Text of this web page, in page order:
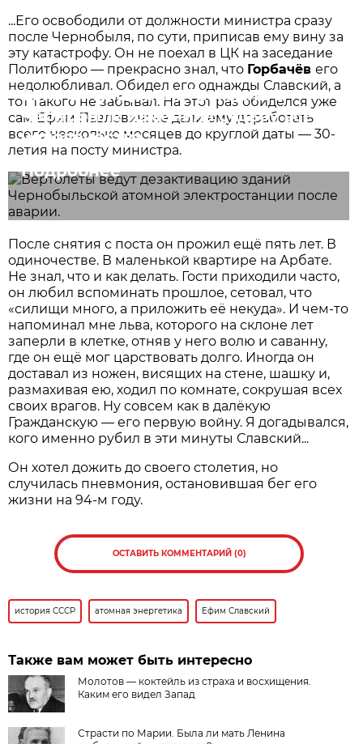
...Его освободили от должности министра сразу
после Чернобыля, по сути, приписав ему вину за
эту катастрофу. Он не поехал в ЦК на заседание
Политбюро — прекрасно знал, что Горбачёвего
недолюбливал. Обидел его однажды Славский, а
тот такого не забывал. На этот раз обиделся уже
сам Ефим Павлович: не дали ему доработать
всего несколько месяцев до круглой даты — 30-
летия на посту министра.
Зона отчуждения. Трагедия в
Чернобыле изменила судьбу всего
человечества
Подробнее
После снятия с поста он прожил ещё пять лет. В
одиночестве. В маленькой квартире на Арбате.
Не знал, что и как делать. Гости приходили часто,
он любил вспоминать прошлое, сетовал, что
«силищи много, а приложить её некуда». И чем-то
напоминал мне льва, которого на склоне лет
заперли в клетке, отняв у него волю и саванну,
где он ещё мог царствовать долго. Иногда он
доставал из ножен, висящих на стене, шашку и,
размахивая ею, ходил по комнате, сокрушая всех
своих врагов. Ну совсем как в далёкую
Гражданскую — его первую войну. Я догадывался,
кого именно рубил в эти минуты Славский...
Он хотел дожить до своего столетия, но
случилась пневмония, остановившая бег его
жизни на 94-м году.
ОСТАВИТЬ КОММЕНТАРИЙ (0)
история СССР атомная энергетика Ефим Славский
Также вам может быть интересно
Молотов — коктейль из страха и восхищения.
Каким его видел Запад
Страсти по Марии. Была ли мать Ленина